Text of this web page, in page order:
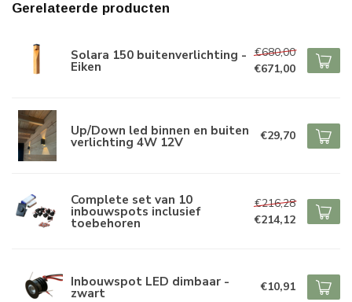
Gerelateerde producten
Solara 150 buitenverlichting -
Eiken
€680,00
€671,00
Up/Down led binnen en buiten
verlichting 4W 12V €29,70
Complete set van 10
inbouwspots inclusief
toebehoren
€216,28
€214,12
Inbouwspot LED dimbaar -
zwart €10,91